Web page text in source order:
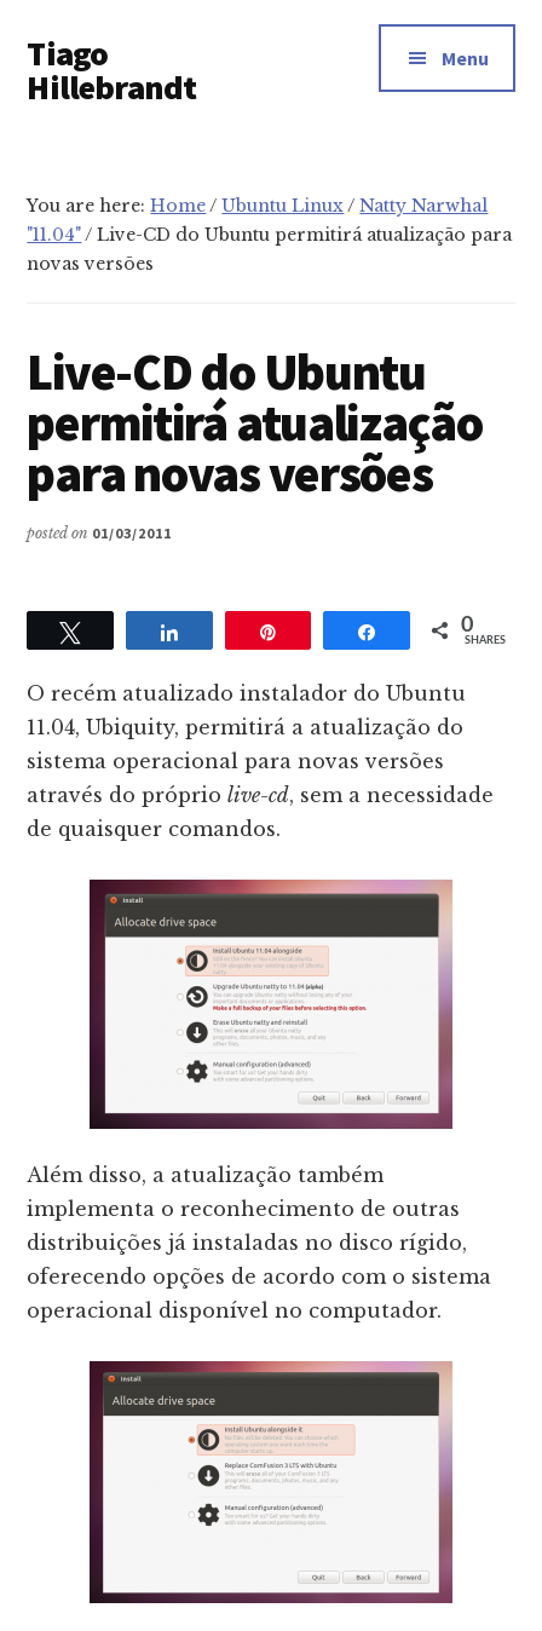
main
content
menu
Tiago
Hillebrandt
Menu
You are here:Home/ Ubuntu Linux/ Natty Narwhal
"11.04"/ Live-CD do Ubuntu permitirá atualização para
novas versões
Live-CD do Ubuntu
permitirá atualização
para novas versões
posted on 01/03/2011
Share 0
SHARES
O recém atualizado instalador do Ubuntu
11.04, Ubiquity, permitirá a atualização do
sistema operacional para novas versões
através do própriolive-cd, sem a necessidade
de quaisquer comandos.
Além disso, a atualização também
implementa o reconhecimento de outras
distribuições já instaladas no disco rígido,
oferecendo opções de acordo com o sistema
operacional disponível no computador.